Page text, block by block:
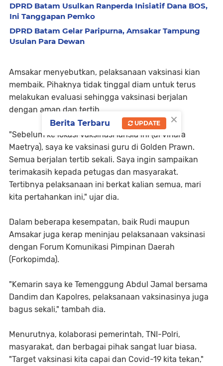
DPRD Batam Usulkan Ranperda Inisiatif Dana BOS,
Ini Tanggapan Pemko
DPRD Batam Gelar Paripurna, Amsakar Tampung
Usulan Para Dewan
Amsakar menyebutkan, pelaksanaan vaksinasi kian
membaik. Pihaknya tidak tinggal diam untuk terus
melakukan evaluasi sehingga vaksinasi berjalan
dengan aman dan tertib.
"Sebelum ke lokasi vaksinasi lansia ini (di vihara
Maetrya), saya ke vaksinasi guru di Golden Prawn.
Semua berjalan tertib sekali. Saya ingin sampaikan
terimakasih kepada petugas dan masyarakat.
Tertibnya pelaksanaan ini berkat kalian semua, mari
kita pertahankan ini," ujar dia.
Dalam beberapa kesempatan, baik Rudi maupun
Amsakar juga kerap meninjau pelaksanaan vaksinasi
dengan Forum Komunikasi Pimpinan Daerah
(Forkopimda).
"Kemarin saya ke Temenggung Abdul Jamal bersama
Dandim dan Kapolres, pelaksanaan vaksinasinya juga
bagus sekali," tambah dia.
Menurutnya, kolaborasi pemerintah, TNI-Polri,
masyarakat, dan berbagai pihak sangat luar biasa.
"Target vaksinasi kita capai dan Covid-19 kita tekan,"
×
Berita Terbaru UPDATE